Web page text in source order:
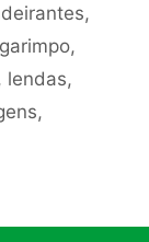
,
garimpo,
lendas,
,